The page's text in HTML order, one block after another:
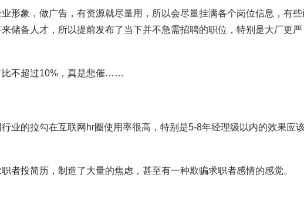
形象，做广告，有资源就尽量用，所以会尽量挂满各个岗位信息，有些
储备人才，所以提前发布了当下并不急需招聘的职位，特别是大厂更严
比不超过10%，真是悲催……
业的拉勾在互联网hr圈使用率很高，特别是5-8年经理级以内的效果应
者投简历，制造了大量的焦虑，甚至有一种欺骗求职者感情的感觉。